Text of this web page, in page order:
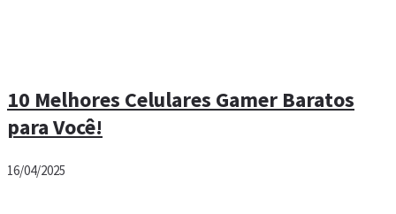
10 Melhores Celulares Gamer Baratos
para Você!
16/04/2025